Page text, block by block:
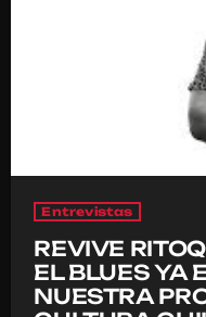
Entrevistas
REVIVE
EL BLUES YA
NUESTRA